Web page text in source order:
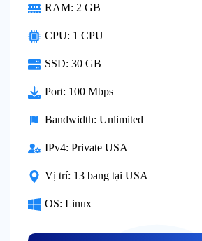
RAM: 2 GB
CPU: 1 CPU
SSD: 30 GB
Port: 100 Mbps
Bandwidth: Unlimited
IPv4: Private USA
Vị trí: 13 bang tại USA
OS: Linux